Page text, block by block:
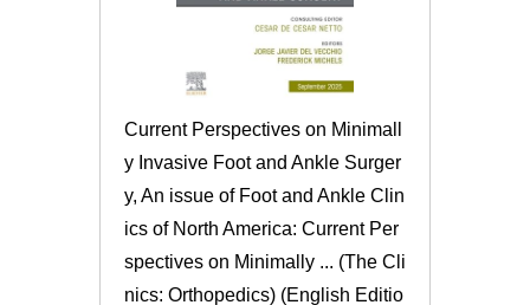
Current Perspectives on Minimall
y Invasive Foot and Ankle Surger
y, An issue of Foot and Ankle Clin
ics of North America: Current Per
spectives on Minimally ... (The Cli
nics: Orthopedics) (English Editio